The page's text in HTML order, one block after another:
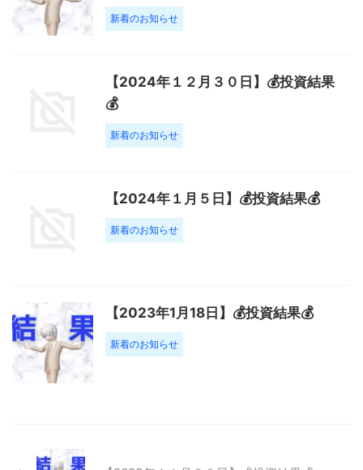
新着のお知らせ
【2024年１２月３０日】💰投資結果
💰
新着のお知らせ
【2024年１月５日】💰投資結果💰
新着のお知らせ
【2023年1月18日】💰投資結果💰
新着のお知らせ